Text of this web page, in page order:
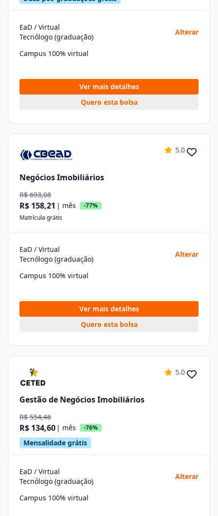
EaD / Virtual
Tecnólogo (graduação)
Alterar
Campus 100% virtual
Ver mais detalhes
Quero esta bolsa
5.0
Negócios Imobiliários
R$ 693,08
R$ 158,21 | mês
-77%
Matrícula grátis
EaD / Virtual
Tecnólogo (graduação)
Alterar
Campus 100% virtual
Ver mais detalhes
Quero esta bolsa
5.0
Gestão de Negócios Imobiliários
R$ 554,46
R$ 134,60 | mês -76%
Mensalidade grátis
EaD / Virtual
Tecnólogo (graduação)
Alterar
Campus 100% virtual